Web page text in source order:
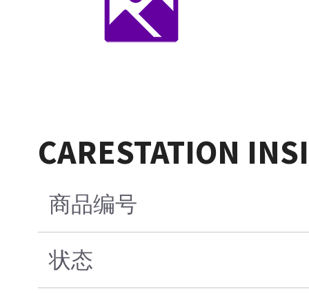
CARESTATION
商品编号
状态